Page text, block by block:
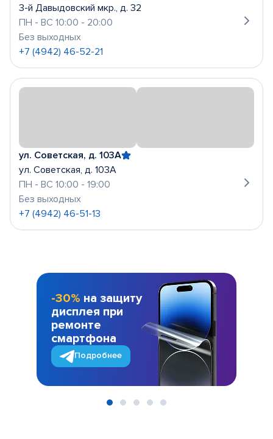
3-й Давыдовский мкр., д. 32
ПН - ВС 10:00 - 20:00
Без выходных
+7 (4942) 46-52-21
ул. Советская, д. 103А
ул. Советская, д. 103А
ПН - ВС 10:00 - 19:00
Без выходных
+7 (4942) 46-51-13
-30% на защиту
дисплея при
ремонте
смартфона
Подробнее